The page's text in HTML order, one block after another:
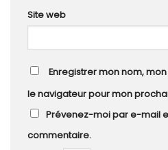
Site web
Enregistrer mon nom,
le navigateur pour mon
Prévenez-moi par e-mail
commentaire.